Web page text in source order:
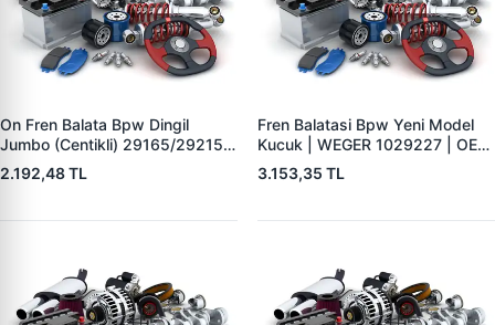
On Fren Balata Bpw Dingil
Jumbo (Centikli) 29165/29215 |
WEGER 10041-2 | OEM
0509290050 0980102750
2.192,48 TL
Fren Balatasi Bpw Yeni Model
Kucuk | WEGER 1029227 | OEM
509290120 29227
3.153,35 TL